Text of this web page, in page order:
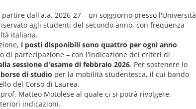
dall'a.a. 2026-27 – un soggiorno presso l'Università
agli studenti del secondo anno, con frequenza
italiana.
i posti disponibili sono quattro per ogni anno
di partecipazione – con l'indicazione dei criteri di
sessione d'esame di febbraio 2026. Per sostenere lo
di studio per la mobilità studentesca, il cui bando
del Corso di Laurea.
Matteo Motolese al quale ci si potrà rivolgere,
indicazioni.